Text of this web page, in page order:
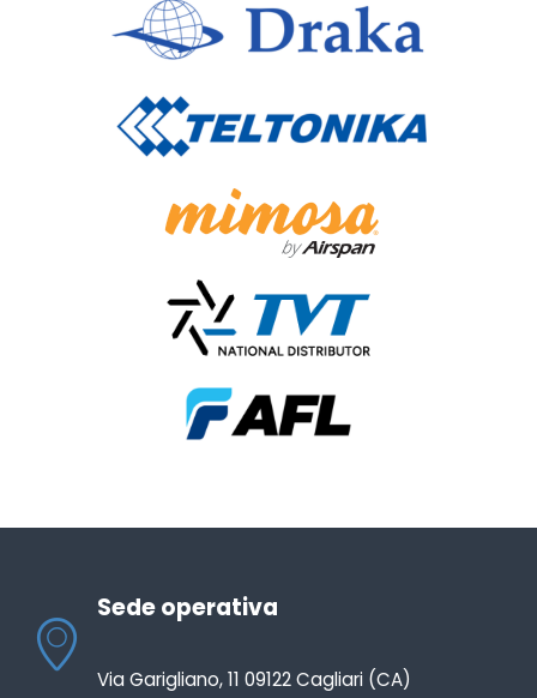
Sede operativa
Via Garigliano, 11 09122 Cagliari (CA)